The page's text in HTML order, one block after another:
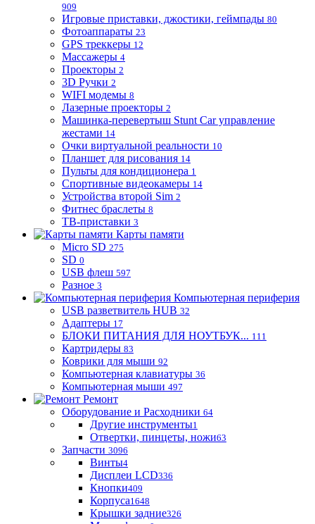
909
Игровые приставки, джостики, геймпады 80
Фотоаппараты 23
GPS треккеры 12
Массажеры 4
Проекторы 2
3D Ручки 2
WIFI модемы 8
Лазерные проекторы 2
Машинка-перевертыш Stunt Car управление
жестами 14
Очки виртуальной реальности 10
Планшет для рисования 14
Пульты для кондиционера 1
Спортивные видеокамеры 14
Устройства второй Sim 2
Фитнес браслеты 8
ТВ-приставки 3
Карты памяти
Micro SD 275
SD 0
USB флеш 597
Разное 3
Компьютерная периферия
USB разветвитель HUB 32
Адаптеры 17
БЛОКИ ПИТАНИЯ ДЛЯ НОУТБУК... 111
Картридеры 83
Коврики для мыши 92
Компьютерная клавиатуры 36
Компьютерная мыши 497
Ремонт
Оборудование и Расходники 64
Другие инструменты1
Отвертки, пинцеты, ножи63
Запчасти 3096
Винты4
Дисплеи LCD336
Кнопки409
Корпуса1648
Крышки задние326